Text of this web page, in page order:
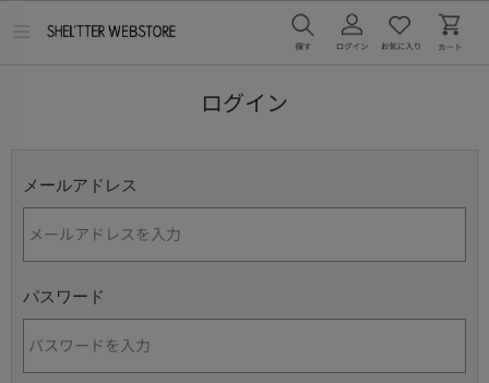
ログイン
メールアドレス
パスワード